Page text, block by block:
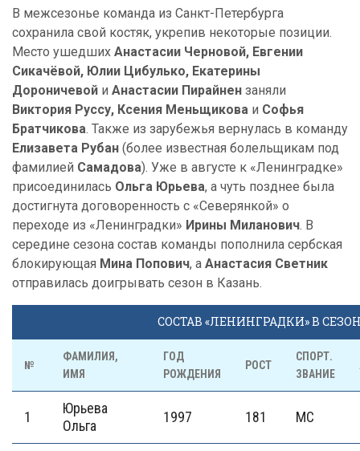
В межсезонье команда из Санкт-Петербурга
сохранила свой костяк, укрепив некоторые позиции.
Место ушедших Анастасии Черновой, Евгении
Сикачёвой, Юлии Цибулько, Екатерины
Дороничевой и Анастасии Пирайнен заняли
Виктория Руссу, Ксения Меньщикова и Софья
Братчикова. Также из зарубежья вернулась в команду
Елизавета Рубан (более известная болельщикам под
фамилией Самадова). Уже в августе к «Ленинградке»
присоединилась Ольга Юрьева, а чуть позднее была
достигнута договоренность с «Северянкой» о
переходе из «Ленинградки» Ирины Миланович. В
середине сезона состав команды пополнила сербская
блокирующая Мина Попович, а Анастасия Светник
отправилась доигрывать сезон в Казань.
СОСТАВ «ЛЕНИНГРАДКИ» В
№
ФАМИЛИЯ,
ИМЯ
ГОД
РОЖДЕНИЯ
РОСТ
СПОРТ.
ЗВАНИЕ
1
Юрьева
Ольга
1997 181 МС